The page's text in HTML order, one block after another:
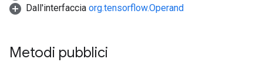
Dall'interfaccia org.tensorflow.Operand
Metodi pubblici